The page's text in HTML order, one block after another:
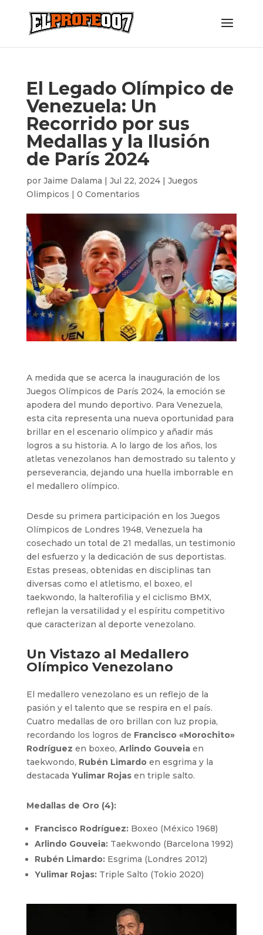
El Legado Olímpico de
Venezuela: Un
Recorrido por sus
Medallas y la Ilusión
de París 2024
por Jaime Dalama | Jul 22, 2024| Juegos
Olimpicos | 0 Comentarios
A medida que se acerca la inauguración de los
Juegos Olímpicos de París 2024, la emoción se
apodera del mundo deportivo. Para Venezuela,
esta cita representa una nueva oportunidad para
brillar en el escenario olímpico y añadir más
logros a su historia. A lo largo de los años, los
atletas venezolanos han demostrado su talento y
perseverancia, dejando una huella imborrable en
el medallero olímpico.
Desde su primera participación en los Juegos
Olímpicos de Londres 1948, Venezuela ha
cosechado un total de 21 medallas, un testimonio
del esfuerzo y la dedicación de sus deportistas.
Estas preseas, obtenidas en disciplinas tan
diversas como el atletismo, el boxeo, el
taekwondo, la halterofilia y el ciclismo BMX,
reflejan la versatilidad y el espíritu competitivo
que caracterizan al deporte venezolano.
Un Vistazo al Medallero
Olímpico Venezolano
El medallero venezolano es un reflejo de la
pasión y el talento que se respira en el país.
Cuatro medallas de oro brillan con luz propia,
recordando los logros de Francisco «Morochito»
Rodríguez en boxeo, Arlindo Gouveiaen
taekwondo, Rubén Limardoen esgrima y la
destacada Yulimar Rojasen triple salto.
Medallas de Oro (4):
Francisco Rodríguez:Boxeo (México 1968)
Arlindo Gouveia:Taekwondo (Barcelona 1992)
Rubén Limardo:Esgrima (Londres 2012)
Yulimar Rojas:Triple Salto (Tokio 2020)